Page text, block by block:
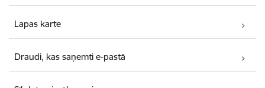
Lapas karte
Draudi, kas saņemti e-pastā